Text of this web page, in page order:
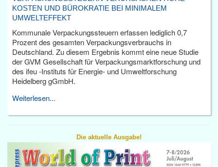
KOSTEN UND BÜROKRATIE BEI MINIMALEM
UMWELTEFFEKT
Kommunale Verpackungssteuern erfassen lediglich 0,7
Prozent des gesamten Verpackungsverbrauchs in
Deutschland. Zu diesem Ergebnis kommt eine neue Studie
der GVM Gesellschaft für Verpackungsmarktforschung und
des ifeu -Instituts für Energie- und Umweltforschung
Heidelberg gGmbH.
Weiterlesen...
Die aktuelle Ausgabe!